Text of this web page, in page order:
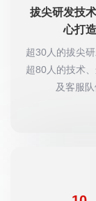
拔尖研发技
心打造
超30人的拔尖研
超80人的技术
及客服